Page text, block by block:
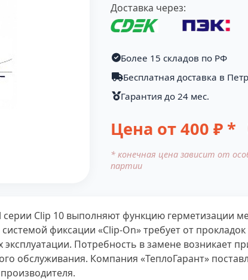
Доставка через:
Более 15 складов по РФ
Бесплатная доставка в
Гарантия до 24 мес.
Цена от400 ₽ *
* конечная цена зависит от
партии
Clip 10 выполняют функцию герметизации
фиксации «Clip-On» требует от
Потребность в замене возникает
обслуживания. Компания «ТеплоГарант»